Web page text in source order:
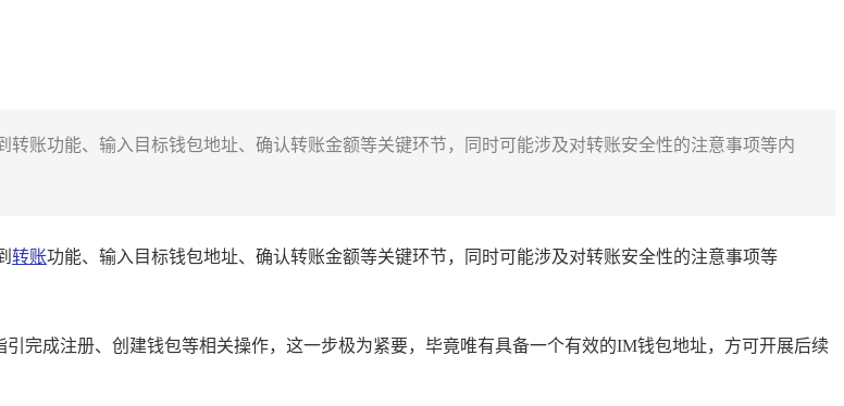
账功能、输入目标钱包地址、确认转账金额等关键环节，同时可能涉及对转账安全性的注意事项等内
转账功能、输入目标钱包地址、确认转账金额等关键环节，同时可能涉及对转账安全性的注意事项等
完成注册、创建钱包等相关操作，这一步极为紧要，毕竟唯有具备一个有效的IM钱包地址，方可开展后续